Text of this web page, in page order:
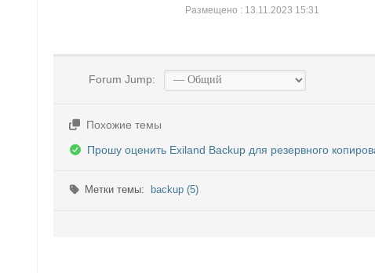
Размещено : 13.11.2023 15:31
Forum Jump:
Похожие темы
Прошу оценить Exiland Backup для резервного
Метки темы: backup (5)